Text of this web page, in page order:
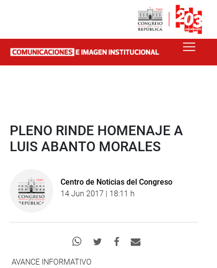
PLENO RINDE HOMENAJE A
LUIS ABANTO MORALES
Centro de Noticias del Congreso
14 Jun 2017 | 18:11 h
AVANCE INFORMATIVO